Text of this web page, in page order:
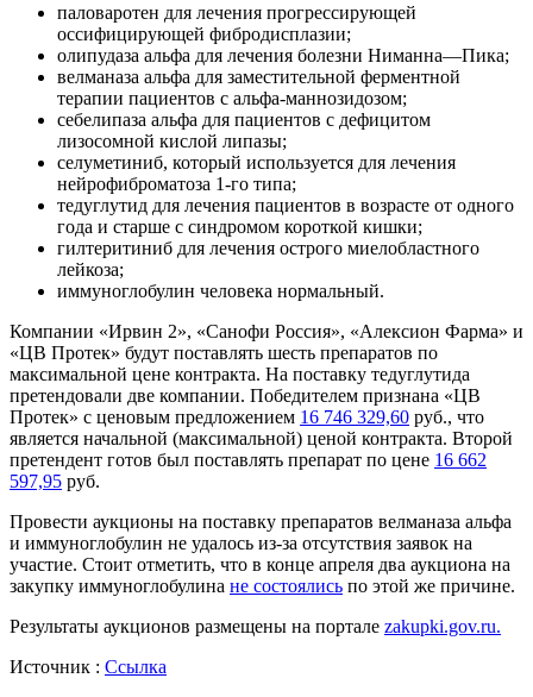
паловаротен для лечения прогрессирующей
оссифицирующей фибродисплазии;
олипудаза альфа для лечения болезни Ниманна—Пика;
велманаза альфа для заместительной ферментной
терапии пациентов с альфа-маннозидозом;
себелипаза альфа для пациентов с дефицитом
лизосомной кислой липазы;
селуметиниб, который используется для лечения
нейрофиброматоза 1-го типа;
тедуглутид для лечения пациентов в возрасте от одного
года и старше с синдромом короткой кишки;
гилтеритиниб для лечения острого миелобластного
лейкоза;
иммуноглобулин человека нормальный.
Компании «Ирвин 2», «Санофи Россия», «Алексион Фарма» и
«ЦВ Протек» будут поставлять шесть препаратов по
максимальной цене контракта. На поставку тедуглутида
претендовали две компании. Победителем признана «ЦВ
Протек» с ценовым предложением 16 746 329,60 руб., что
является начальной (максимальной) ценой контракта. Второй
претендент готов был поставлять препарат по цене 16 662
597,95 руб.
Провести аукционы на поставку препаратов велманаза альфа
и иммуноглобулин не удалось из-за отсутствия заявок на
участие. Стоит отметить, что в конце апреля два аукциона на
закупку иммуноглобулина не состоялись по этой же причине.
Результаты аукционов размещены на портале zakupki.gov.ru.
Источник : Ссылка